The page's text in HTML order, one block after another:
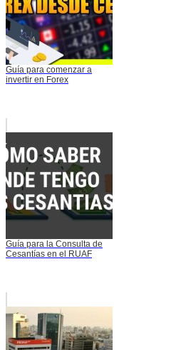
Guía para comenzar a
invertir en Forex
Guía para la Consulta de
Cesantías en el RUAF